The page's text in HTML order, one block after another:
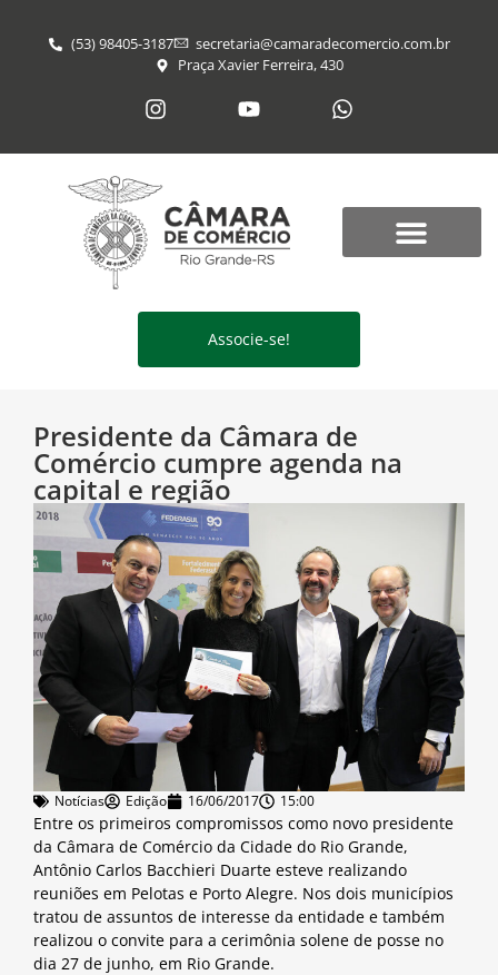
(53) 98405-3187
secretaria@​camaradecomercio.com.br
Praça Xavier Ferreira, 430
Associe-se!
Presidente da Câmara de
Comércio cumpre agenda na
capital e região
Notícias Edição 16/06/2017 15:00
Entre os primeiros compromissos como novo presidente
da Câmara de Comércio da Cidade do Rio Grande,
Antônio Carlos Bacchieri Duarte esteve realizando
reuniões em Pelotas e Porto Alegre. Nos dois municípios
tratou de assuntos de interesse da entidade e também
realizou o convite para a cerimônia solene de posse no
dia 27 de junho, em Rio Grande.